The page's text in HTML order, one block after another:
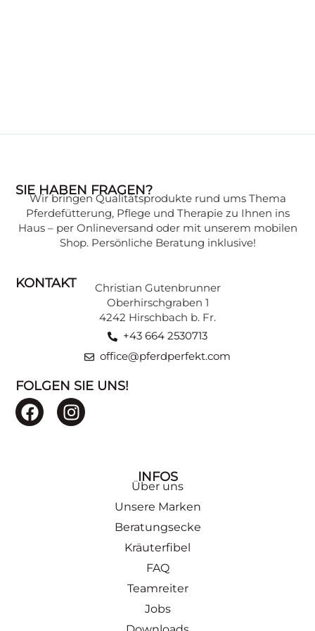
Wissen, das Ihr Pferd gesund hält:
Expertenwissen zu verschiedenen
Themen, verständlich erklärt, finden Sie in
unserer Beratungsecke.
ZU DEN BEITRÄGEN
SIE HABEN FRAGEN?
Wir bringen Qualitätsprodukte rund ums Thema
Pferdefütterung, Pflege und Therapie zu Ihnen ins
Haus – per Onlineversand oder mit unserem mobilen
Shop. Persönliche Beratung inklusive!
KONTAKT
Christian Gutenbrunner
Oberhirschgraben 1
4242 Hirschbach b. Fr.
+43 664 2530713
office@pferdperfekt.com
FOLGEN SIE UNS!
INFOS
Über uns
Unsere Marken
Beratungsecke
Kräuterfibel
FAQ
Teamreiter
Jobs